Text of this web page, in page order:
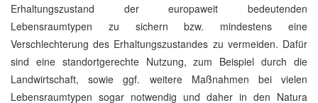
Erhaltungszustand der europaweit bedeutenden
Lebensraumtypen zu sichern bzw. mindestens eine
Verschlechterung des Erhaltungszustandes zu vermeiden. Dafür
sind eine standortgerechte Nutzung, zum Beispiel durch die
Landwirtschaft, sowie ggf. weitere Maßnahmen bei vielen
Lebensraumtypen sogar notwendig und daher in den Natura